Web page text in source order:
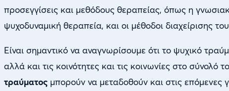
προσεγγίσεις και μεθόδους θεραπείας, όπως η
ψυχοδυναμική θεραπεία, και οι μέθοδοι διαχείρισης
Είναι σημαντικό να αναγνωρίσουμε ότι το ψυχικό
αλλά και τις κοινότητες και τις κοινωνίες στο σύνολό
τραύματος μπορούν να μεταδοθούν και στις επόμενες